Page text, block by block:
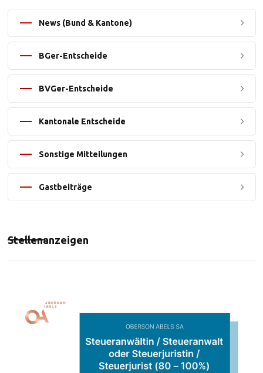
News (Bund & Kantone)
BGer-Entscheide
BVGer-Entscheide
Kantonale Entscheide
Sonstige Mitteilungen
Gastbeiträge
Stellenanzeigen